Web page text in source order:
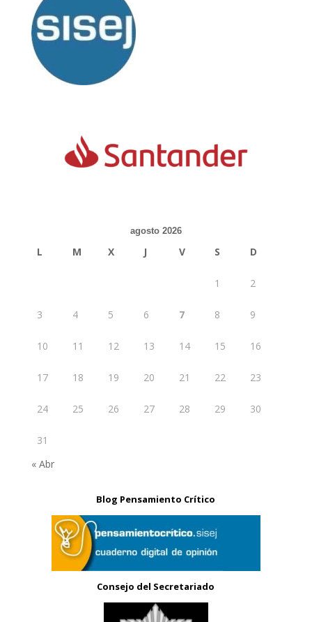
agosto 2026
L M X J V S D
1 2
3 4 5 6 7 8 9
10 11 12 13 14 15 16
17 18 19 20 21 22 23
24 25 26 27 28 29 30
31
« Abr
Blog Pensamiento Crítico
Consejo del Secretariado